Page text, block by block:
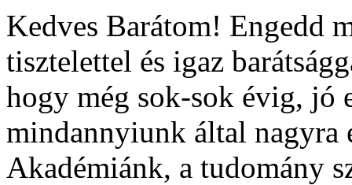
Kedves Barátom! Engedd
tisztelettel és igaz
hogy még sok-sok évig, jó
mindannyiunk által nagyra
Akadémiánk, a tudomány